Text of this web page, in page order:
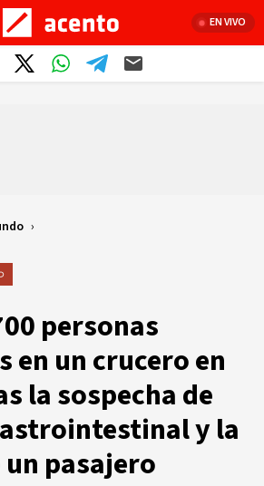
EN VIVO
personas
en un crucero en
la sospecha de
y la
pasajero